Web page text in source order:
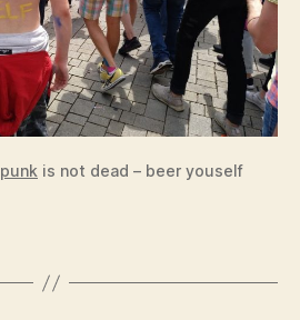
punk is not dead – beer youself